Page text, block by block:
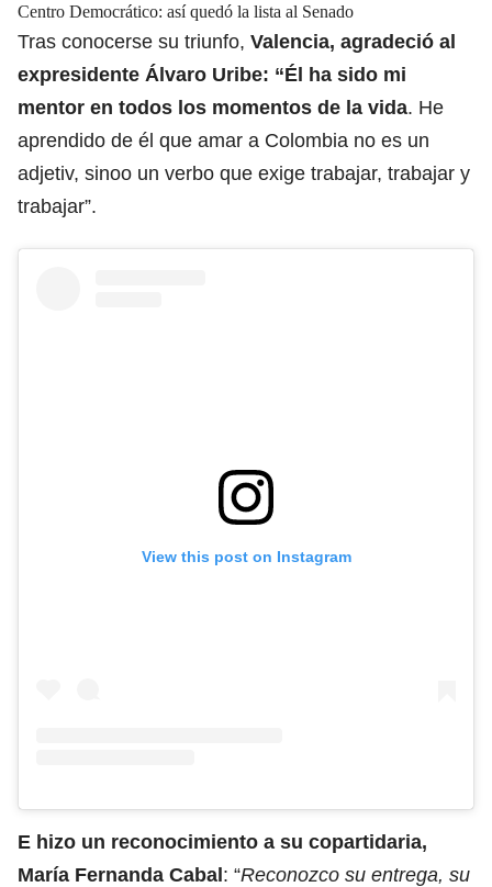
Centro Democrático: así quedó la lista al Senado
Tras conocerse su triunfo, Valencia, agradeció al
expresidente Álvaro Uribe: “Él ha sido mi
mentor en todos los momentos de la vida. He
aprendido de él que amar a Colombia no es un
adjetiv, sinoo un verbo que exige trabajar, trabajar y
trabajar”.
View this post on Instagram
E hizo un reconocimiento a su copartidaria,
María Fernanda Cabal : “Reconozco su entrega, su